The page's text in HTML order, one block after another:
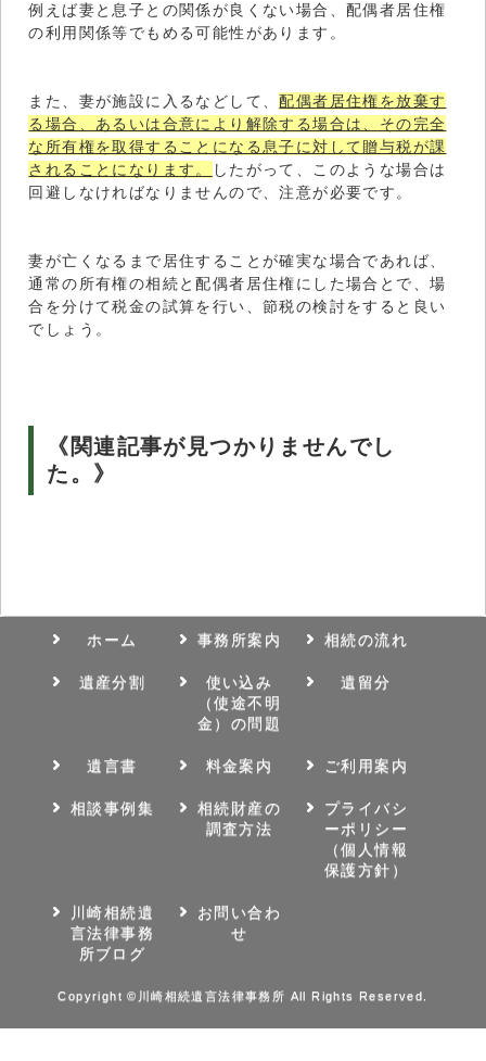
例えば妻と息子との関係が良くない場合、配偶者居住権
の利用関係等でもめる可能性があります。
また、妻が施設に入るなどして、配偶者居住権を放棄す
る場合、あるいは合意により解除する場合は、その完全
な所有権を取得することになる息子に対して贈与税が課
されることになります。
したがって、このような場合は
回避しなければなりませんので、注意が必要です。
妻が亡くなるまで居住することが確実な場合であれば、
通常の所有権の相続と配偶者居住権にした場合とで、場
合を分けて税金の試算を行い、節税の検討をすると良い
でしょう。
《関連記事が見つかりませんでし
た。》
ホーム 事務所案内 相続の流れ
遺産分割
使い込み
（使途不明
金）の問題
遺留分
遺言書 料金案内 ご利用案内
相談事例集
相続財産の
調査方法
プライバシ
ーポリシー
（個人情報
保護方針）
川崎相続遺
言法律事務
所ブログ
お問い合わ
せ
Copyright ©川崎相続遺言法律事務所 All Rights Reserved.